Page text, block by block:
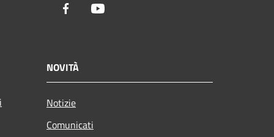
Facebook
NOVITÀ
Notizie
Comunicati